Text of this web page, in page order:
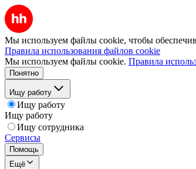
Мы используем файлы cookie, чтобы
Правила использования файлов cookie
Мы используем файлы cookie. Правила
Понятно
Ищу работу
Ищу работу
Ищу работу
Ищу сотрудника
Сервисы
Помощь
Ещё